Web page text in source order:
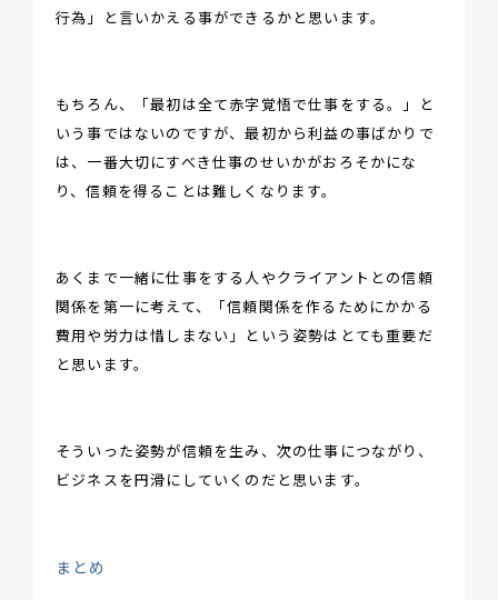
行為」と言いかえる事ができるかと思います。
もちろん、「最初は全て赤字覚悟で仕事をする。」と
いう事ではないのですが、最初から利益の事ばかりで
は、一番大切にすべき仕事のせいかがおろそかにな
り、信頼を得ることは難しくなります。
あくまで一緒に仕事をする人やクライアントとの信頼
関係を第一に考えて、「信頼関係を作るためにかかる
費用や労力は惜しまない」という姿勢はとても重要だ
と思います。
そういった姿勢が信頼を生み、次の仕事につながり、
ビジネスを円滑にしていくのだと思います。
まとめ